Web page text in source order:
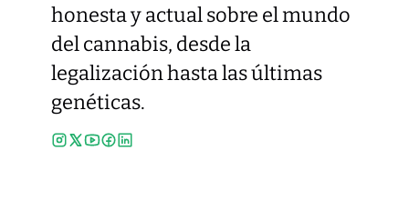
honesta y actual sobre el mundo
del cannabis, desde la
legalización hasta las últimas
genéticas.